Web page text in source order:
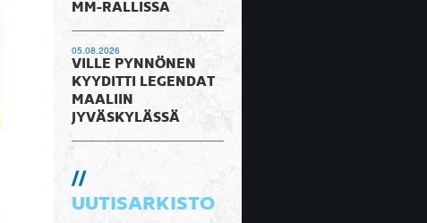
MM-RALLISSA
05.08.2026
VILLE PYNNÖNEN
KYYDITTI LEGENDAT
MAALIIN
JYVÄSKYLÄSSÄ
UUTISARKISTO